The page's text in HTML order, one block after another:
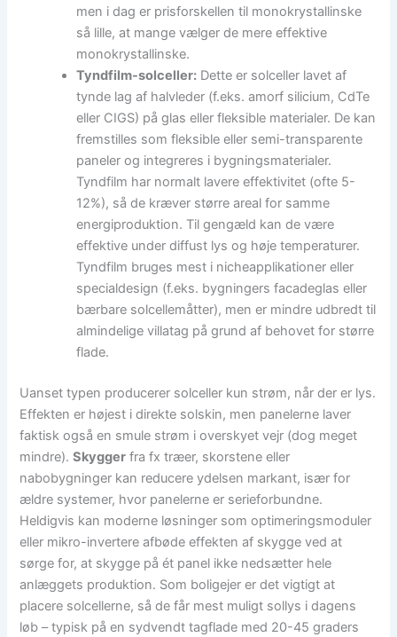
men i dag er prisforskellen til monokrystallinske
så lille, at mange vælger de mere effektive
monokrystallinske.
Tyndfilm-solceller: Dette er solceller lavet af
tynde lag af halvleder (f.eks. amorf silicium, CdTe
eller CIGS) på glas eller fleksible materialer. De kan
fremstilles som fleksible eller semi-transparente
paneler og integreres i bygningsmaterialer.
Tyndfilm har normalt lavere effektivitet (ofte 5-
12%), så de kræver større areal for samme
energiproduktion. Til gengæld kan de være
effektive under diffust lys og høje temperaturer.
Tyndfilm bruges mest i nicheapplikationer eller
specialdesign (f.eks. bygningers facadeglas eller
bærbare solcellemåtter), men er mindre udbredt til
almindelige villatag på grund af behovet for større
flade.
Uanset typen producerer solceller kun strøm, når der er lys.
Effekten er højest i direkte solskin, men panelerne laver
faktisk også en smule strøm i overskyet vejr (dog meget
mindre).Skygger fra fx træer, skorstene eller
nabobygninger kan reducere ydelsen markant, især for
ældre systemer, hvor panelerne er serieforbundne.
Heldigvis kan moderne løsninger som optimeringsmoduler
eller mikro-invertere afbøde effekten af skygge ved at
sørge for, at skygge på ét panel ikke nedsætter hele
anlæggets produktion. Som boligejer er det vigtigt at
placere solcellerne, så de får mest muligt sollys i dagens
løb – typisk på en sydvendt tagflade med 20-45 graders